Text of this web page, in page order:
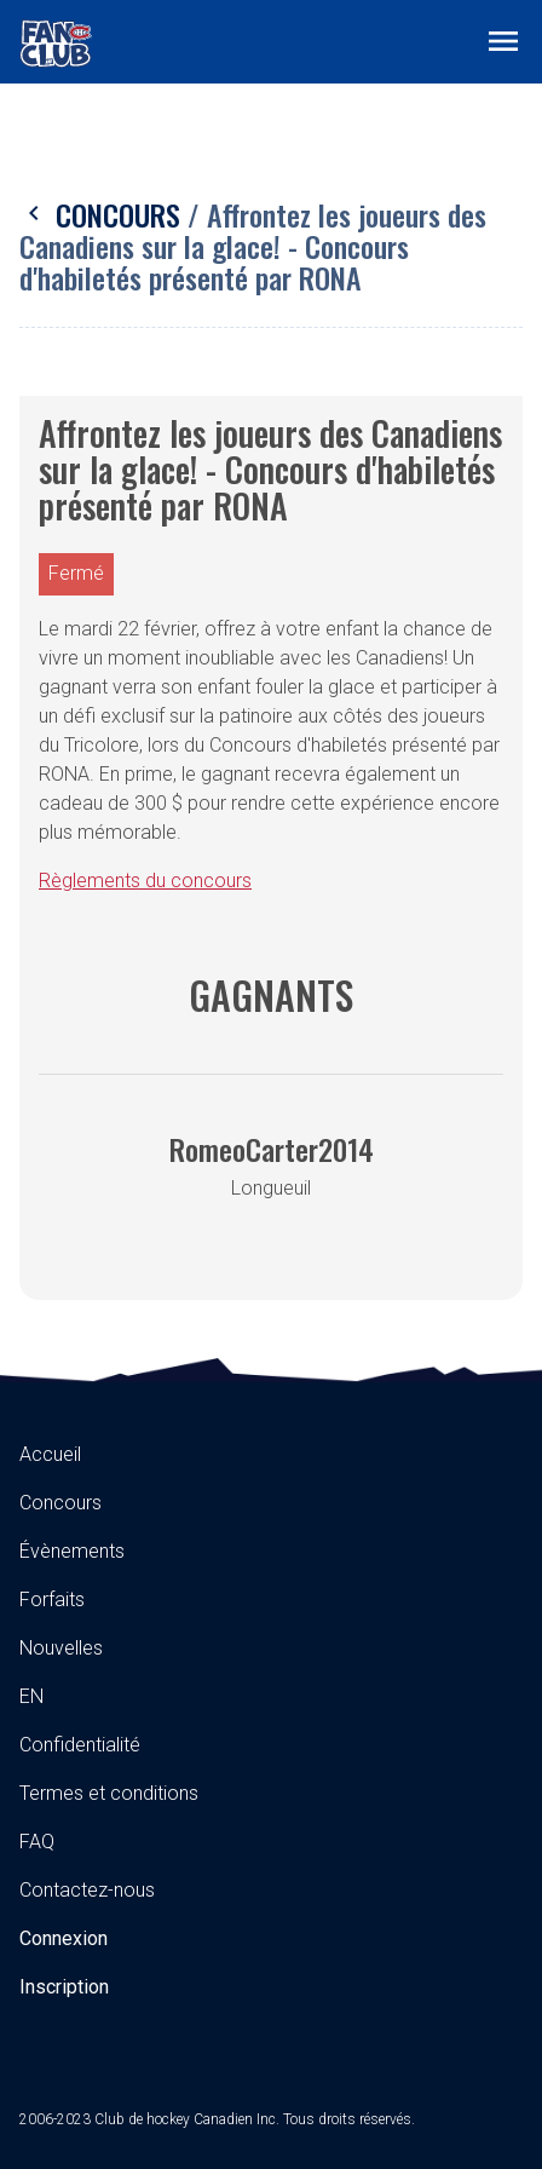
menu
chevron_left CONCOURS / Affrontez les joueurs des
Canadiens sur la glace! - Concours
d'habiletés présenté par RONA
Affrontez les joueurs des Canadiens
sur la glace! - Concours d'habiletés
présenté par RONA
Fermé
Le mardi 22 février, offrez à votre enfant la chance de
vivre un moment inoubliable avec les Canadiens! Un
gagnant verra son enfant fouler la glace et participer à
un défi exclusif sur la patinoire aux côtés des joueurs
du Tricolore, lors du Concours d'habiletés présenté par
RONA. En prime, le gagnant recevra également un
cadeau de 300 $ pour rendre cette expérience encore
plus mémorable.
Règlements du concours
GAGNANTS
RomeoCarter2014
Longueuil
Accueil
Concours
Évènements
Forfaits
Nouvelles
EN
Confidentialité
Termes et conditions
FAQ
Contactez-nous
Connexion
Inscription
2006-2023 Club de hockey Canadien Inc. Tous droits réservés.